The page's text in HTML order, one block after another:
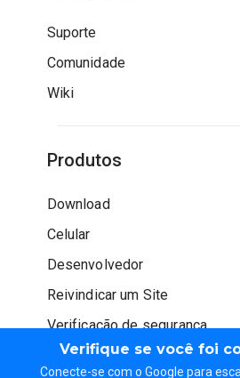
Verifique se você foi
Conecte-se com o Google para
Suporte
Comunidade
Wiki
Produtos
Download
Celular
Desenvolvedor
Reivindicar um Site
Verificação de segurança